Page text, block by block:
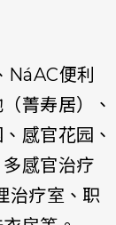
便利
菁寿居）、
感官花园、
感官治疗
治疗室、职